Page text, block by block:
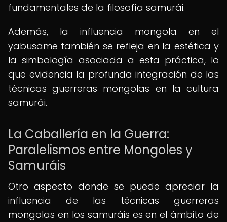
fundamentales de la filosofía samurái.
Además, la influencia mongola en el
yabusame también se refleja en la estética y
la simbología asociada a esta práctica, lo
que evidencia la profunda integración de las
técnicas guerreras mongolas en la cultura
samurái.
La Caballería en la Guerra:
Paralelismos entre Mongoles y
Samuráis
Otro aspecto donde se puede apreciar la
influencia de las técnicas guerreras
mongolas en los samuráis es en el ámbito de